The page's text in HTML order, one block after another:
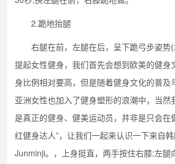
2.跪地抬腿
右腿在前，左腿在后，呈下跪弓步姿势(
提起女性健身，我们首先会想到欧美的健身
身比例相对要高，但是随着健身文化的普及
亚洲女性也加入了健身塑形的浪潮中，当然
是真正的健身、健美运动员，并非是只会在
红健身达人”，让我们一起来认识一下来自
Junminji。，上身挺直，两手按住右膝;左腿